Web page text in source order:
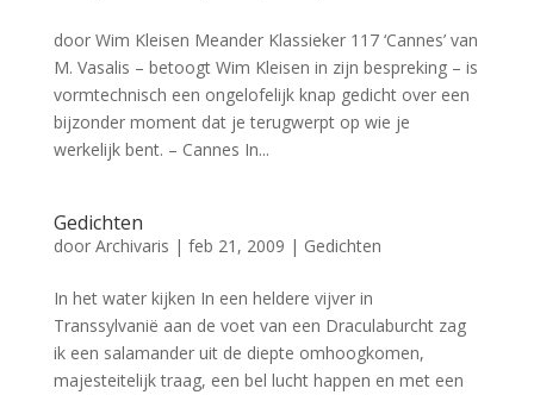
door Wim Kleisen Meander Klassieker 117 ‘Cannes’ van
M. Vasalis – betoogt Wim Kleisen in zijn bespreking – is
vormtechnisch een ongelofelijk knap gedicht over een
bijzonder moment dat je terugwerpt op wie je
werkelijk bent. – Cannes In...
Gedichten
door Archivaris | feb 21, 2009 | Gedichten
In het water kijken In een heldere vijver in
Transsylvanië aan de voet van een Draculaburcht zag
ik een salamander uit de diepte omhoogkomen,
majesteitelijk traag, een bel lucht happen en met een